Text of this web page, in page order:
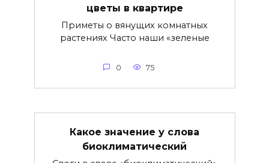
цветы в квартире
Приметы о вянущих комнатных
растениях Часто наши «зеленые
0 75
Какое значение у слова
биоклиматический